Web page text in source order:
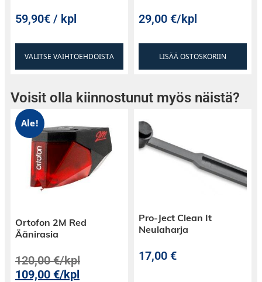
59,90€ / kpl
VALITSE VAIHTOEHDOISTA
29,00€/kpl
LISÄÄ OSTOSKORIIN
Voisit olla kiinnostunut myös näistä?
Ale!
Ortofon 2M Red
Äänirasia
120,00€/kpl
109,00€/kpl
Pro-Ject Clean It
Neulaharja
17,00€